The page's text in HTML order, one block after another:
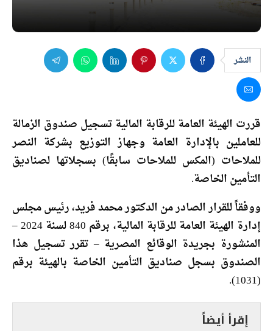
النشر
قررت الهيئة العامة للرقابة المالية تسجيل صندوق الزمالة
للعاملين بالإدارة العامة وجهاز التوزيع بشركة النصر
للملاحات (المكس للملاحات سابقًا) بسجلاتها لصناديق
التأمين الخاصة.
ووفقاً للقرار الصادر من الدكتور محمد فريد، رئيس مجلس
إدارة الهيئة العامة للرقابة المالية، برقم 840 لسنة 2024 –
المنشورة بجريدة الوقائع المصرية – تقرر تسجيل هذا
الصندوق بسجل صناديق التأمين الخاصة بالهيئة برقم
(1031).
إقرأ أيضاً